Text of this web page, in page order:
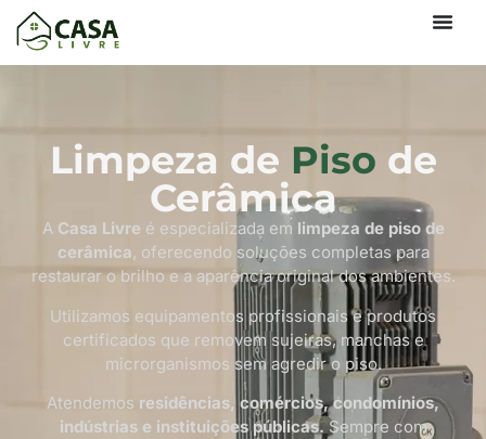
Limpeza de Piso de
Cerâmica
A Casa Livre é especializada em limpeza de piso de
cerâmica, oferecendo soluções completas para
restaurar o brilho e a aparência original dos ambientes.
Utilizamos equipamentos profissionais e produtos
certificados que removem sujeiras, manchas e
microrganismos sem agredir o piso.
Atendemos residências, comércios, condomínios,
indústrias e instituições públicas.Sempre com